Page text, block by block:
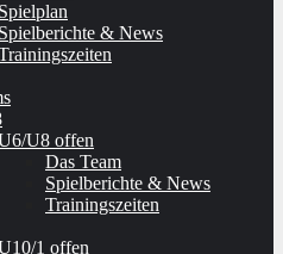
Spielplan
Spielberichte & News
U8 offen
Das Team
Spielberichte & News
Trainingszeiten
1 offen